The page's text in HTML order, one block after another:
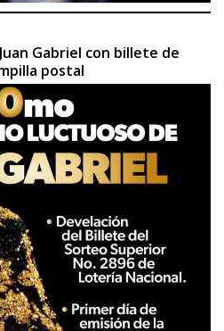
Gabriel con billete de
postal